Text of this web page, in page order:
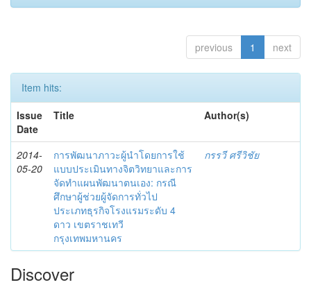
previous 1 next
Item hits:
Issue
Date
Title Author(s)
2014-
05-20
การพัฒนาภาวะผู้นำโดยการใช้
แบบประเมินทางจิตวิทยาและการ
จัดทำแผนพัฒนาตนเอง: กรณี
ศึกษาผู้ช่วยผู้จัดการทั่วไป
ประเภทธุรกิจโรงแรมระดับ 4
ดาว เขตราชเทวี
กรุงเทพมหานคร
กรรวี ศรีวิชัย
Discover